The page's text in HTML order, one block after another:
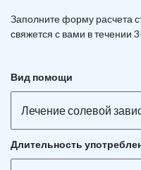
Заполните форму расчета
свяжется с вами в течении
Вид помощи
Лечение солевой
Длительность